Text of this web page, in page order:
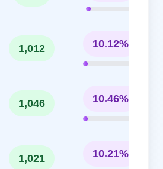
1,012 10.12%
1,046 10.46%
1,021 10.21%